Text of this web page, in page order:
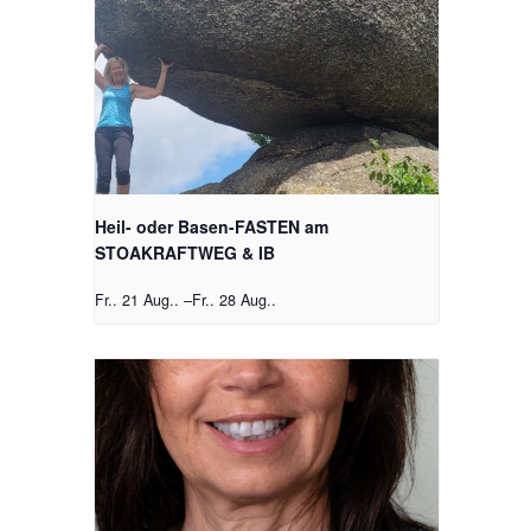
Heil- oder Basen-FASTEN am
STOAKRAFTWEG & IB
Fr.. 21 Aug.. –Fr.. 28 Aug..